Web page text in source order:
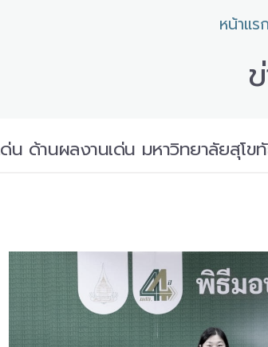
หน้าแรก
ด่น ด้านผลงานเด่น มหาวิทยาลัยสุโข